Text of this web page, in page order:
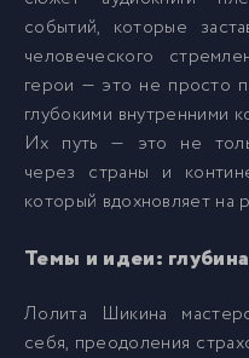
12
13
14
15
16
событий, которые
человеческого
герои — это не просто
глубокими внутренними
Их путь — это не
через страны и
который вдохновляет на
Темы и идеи:
Лолита Шикина
себя, преодоления